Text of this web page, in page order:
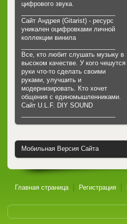
цифрового звука.
Сайт Андрея (Gitarist) - ресурс
уникален оцифровками личной
коллекции винила
Все, кто любит слушать музыку в
высоком качестве. У кого чешутся
руки что-то сделать своими
руками, улучшить и
модернизировать. Кто хочет
общения с единомышленниками.
Cайт U.L.F. DIY SOUND
Мобильная Версия Сайта
Главная страница Регистрация